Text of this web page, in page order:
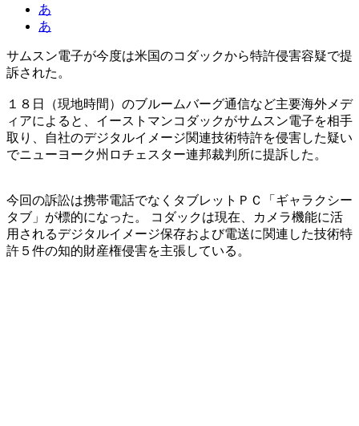
あ
あ
サムスン電子が今度は米国のコダックから特許侵害容疑で提
訴された。
１８日（現地時間）のブルームバーグ通信など主要海外メデ
ィアによると、イーストマンコダックがサムスン電子を相手
取り、自社のデジタルイメージ関連技術特許を侵害した疑い
でニューヨーク州ロチェスター連邦裁判所に提訴した。
今回の訴訟は携帯電話でなくタブレットＰＣ「ギャラクシー
タブ」が標的になった。 コダックは現在、カメラ機能に活
用されるデジタルイメージ保存および電送に関連した技術特
許５件の知的財産権侵害を主張している。